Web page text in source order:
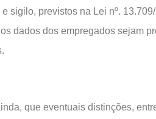
sigilo, previstos na Lei nº.
dados dos empregados sejam
que eventuais distinções,